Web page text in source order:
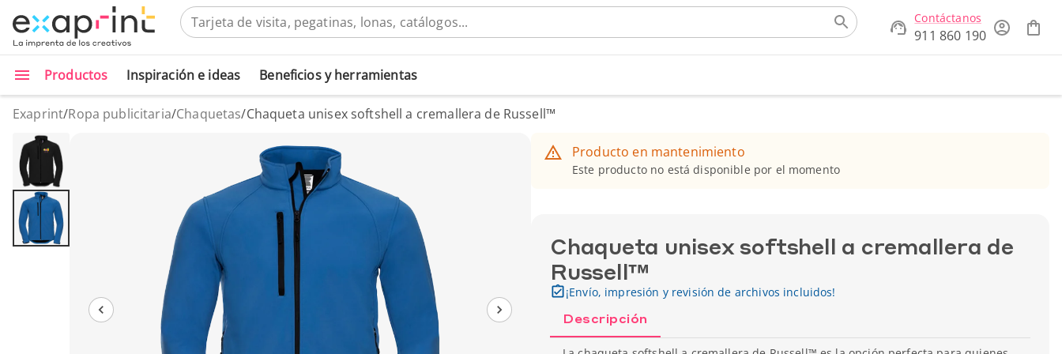
Contáctanos
911 860 190
Productos Inspiración e ideas Beneficios y herramientas
Exaprint/Ropa publicitaria/Chaquetas/Chaqueta unisex softshell a cremallera de Russell™
Producto en mantenimiento
Este producto no está disponible por el momento
Chaqueta unisex softshell a cremallera de
Russell™
¡Envío, impresión y revisión de archivos incluidos!
Descripción